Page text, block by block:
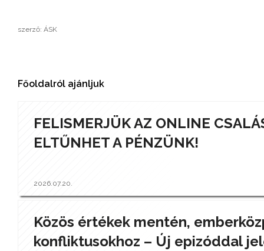
szerző: ÁSK
Főoldalról ajánljuk
FELISMERJÜK AZ ONLINE
ELTŰNHET A PÉNZÜNK!
2026.07.20.
Közös értékek mentén,
konfliktusokhoz – Új epizóddal